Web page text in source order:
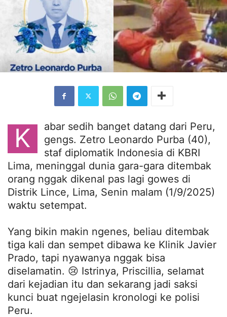
K
abar sedih banget datang dari Peru,
gengs. Zetro Leonardo Purba (40),
staf diplomatik Indonesia di KBRI
Lima, meninggal dunia gara-gara ditembak
orang nggak dikenal pas lagi gowes di
Distrik Lince, Lima, Senin malam (1/9/2025)
waktu setempat.
Yang bikin makin ngenes, beliau ditembak
tiga kali dan sempet dibawa ke Klinik Javier
Prado, tapi nyawanya nggak bisa
diselamatin. 😢 Istrinya, Priscillia, selamat
dari kejadian itu dan sekarang jadi saksi
kunci buat ngejelasin kronologi ke polisi
Peru.